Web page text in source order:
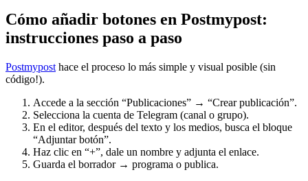
Cómo añadir botones en Postmypost:
instrucciones paso a paso
Postmypost hace el proceso lo más simple y visual posible (sin
código!).
Accede a la sección “Publicaciones” → “Crear publicación”.
Selecciona la cuenta de Telegram (canal o grupo).
En el editor, después del texto y los medios, busca el bloque
“Adjuntar botón”.
Haz clic en “+”, dale un nombre y adjunta el enlace.
Guarda el borrador → programa o publica.